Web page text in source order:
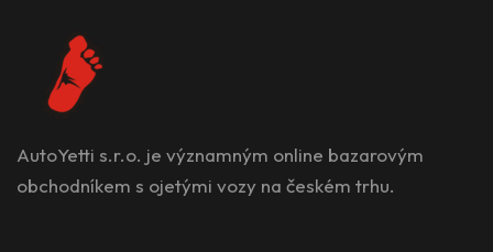
AutoYetti s.r.o. je významným online bazarovým
obchodníkem s ojetými vozy na českém trhu.